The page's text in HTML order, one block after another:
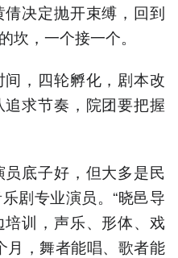
决定抛开束缚，回到
坎，一个接一个。
，四轮孵化，剧本改
求节奏，院团要把握
底子好，但大多是民
剧专业演员。“晓邑导
训，声乐、形体、戏
月，舞者能唱、歌者能